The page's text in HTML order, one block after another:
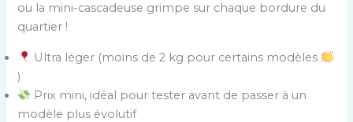
ou la mini-cascadeuse grimpe sur chaque bordure du
quartier !
Ultra léger (moins de 2 kg pour certains modèles
)
Prix mini, idéal pour tester avant de passer à un
modèle plus évolutif